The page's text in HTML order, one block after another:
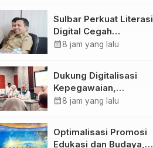
Penandatanganan
Perjanjian Tugas
Belajar 2026
Sulbar Perkuat Literasi
Digital Cegah
Kejahatan Love
calendar_month8 jam yang lalu
Dukung Digitalisasi
Kepegawaian,
DPMPTSP Sulbar Siap
calendar_month8 jam yang lalu
Optimalisasi Promosi
Edukasi dan Budaya,